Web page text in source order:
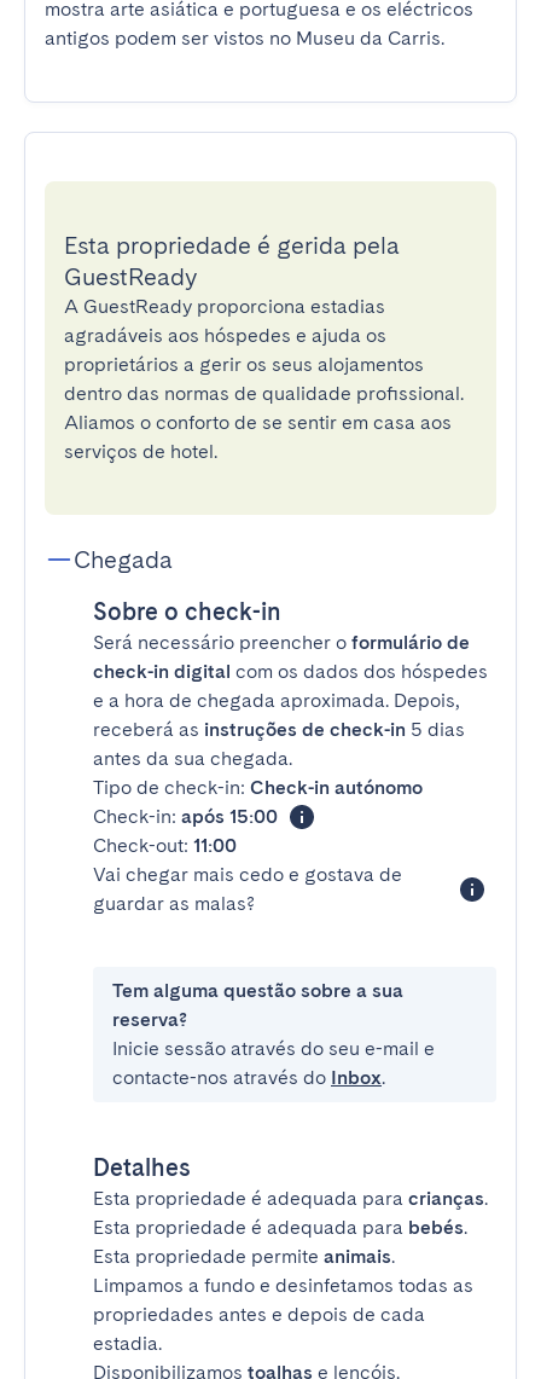
mostra arte asiática e portuguesa e os eléctricos
antigos podem ser vistos no Museu da Carris.
Esta propriedade é gerida pela
GuestReady
A GuestReady proporciona estadias
agradáveis aos hóspedes e ajuda os
proprietários a gerir os seus alojamentos
dentro das normas de qualidade profissional.
Aliamos o conforto de se sentir em casa aos
serviços de hotel.
Chegada
Sobre o check-in
Será necessário preencher o formulário de
check-in digital com os dados dos hóspedes
e a hora de chegada aproximada. Depois,
receberá as instruções de check-in 5 dias
antes da sua chegada.
Tipo de check-in: Check-in autónomo
Check-in: após 15:00
Check-out: 11:00
Vai chegar mais cedo e gostava de
guardar as malas?
Tem alguma questão sobre a sua
reserva?
Inicie sessão através do seu e-mail e
contacte-nos através do Inbox.
Detalhes
Esta propriedade é adequada para crianças.
Esta propriedade é adequada para bebés.
Esta propriedade permite animais.
Limpamos a fundo e desinfetamos todas as
propriedades antes e depois de cada
estadia.
Disponibilizamos toalhas e lençóis.